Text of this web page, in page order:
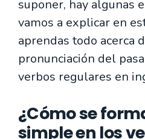
suponer, hay algunas
vamos a explicar en
aprendas todo acerca
pronunciación del
verbos regulares en
¿Cómo se
simple en los